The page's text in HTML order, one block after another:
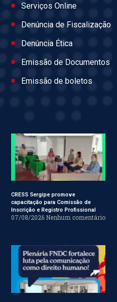
Serviços Online
Denúncia de Fiscalização
Denúncia Ética
Emissão de Documentos
Emissão de boletos
CRESS Sergipe promove
capacitação para Comissão de
Inscrição e Registro Profissional
07/08/2026 Nenhum comentário